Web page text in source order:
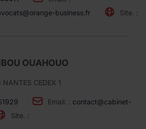
business.fr
Site. :
OUAHOUO
CEDEX 1
Email. : contact@cabinet-
Site. :